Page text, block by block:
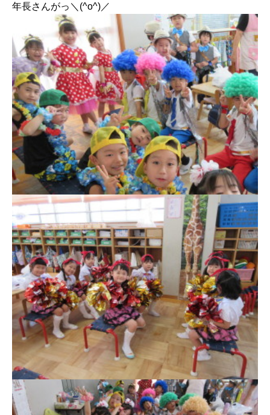
年長さんがっ＼(^o^)／